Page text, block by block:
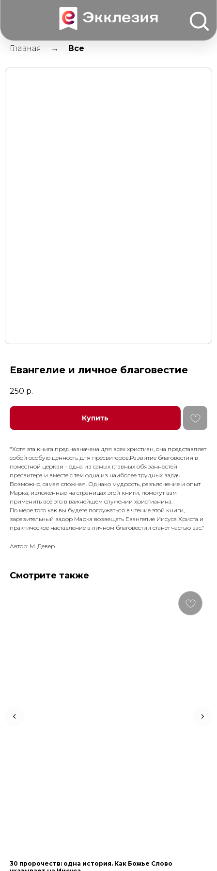
Главная Все
Евангелие и личное благовестие
250 р.
Купить
"Хотя эта книга предназначена для всех христиан, она представляет
собой особую ценность для пресвитеров.Развитие благовестия в
поместной церкви - одна из самых главных обязанностей
пресвитера и вместе с тем одна из наиболее трудных задач.
Возможно, самая сложная. Однако мудрость, разъяснение и опыт
Марка, изложенные на страницах этой книги, помогут вам
применить всё это в важнейшем служении христианина.
По мере того как вы будете погружаться в чтение этой книги,
заразительный задор Марка возвещать Евангелие Иисуса Христа и
практическое наставление в личном благовестии станет частью вас."
Автор: М. Девер
Смотрите также
30 пророчеств: одна история. Как Божье Слово